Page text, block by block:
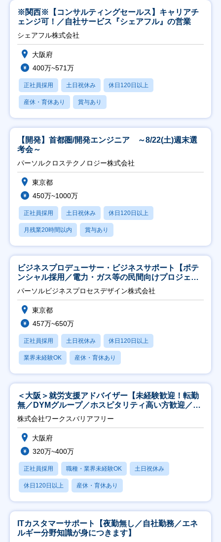
※関西※【コンサルティングセールス】キャリアチ
ェンジ可！／自社サービス『シェアフル』の営業
シェアフル株式会社
大阪府
400万~571万
正社員採用 土日祝休み 休日120日以上
産休・育休あり 賞与あり
【開発】首都圏/開発エンジニア ～8/22(土)週末選
考会～
パーソルクロステクノロジー株式会社
東京都
450万~1000万
正社員採用 土日祝休み 休日120日以上
月残業20時間以内 賞与あり
ビジネスプロデューサー・ビジネスサポート【ポテ
ンシャル採用／電力・ガス等の民間向けプロジェク
ト推進】
パーソルビジネスプロセスデザイン株式会社
東京都
457万~650万
正社員採用 土日祝休み 休日120日以上
業界未経験OK 産休・育休あり
＜大阪＞就労支援アドバイザー【未経験歓迎！転勤
無／DYMグループ／ホスピタリティ高い方歓迎／土
日祝】
株式会社ワークスバリアフリー
大阪府
320万~400万
正社員採用 職種・業界未経験OK 土日祝休み
休日120日以上 産休・育休あり
ITカスタマーサポート【夜勤無し／自社勤務／エネ
ルギー分野知識が身につきます】